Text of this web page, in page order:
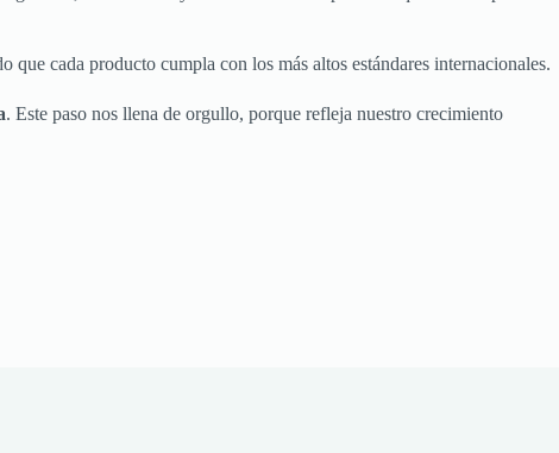
que cada producto cumpla con los más altos estándares internacionales.
. Este paso nos llena de orgullo, porque refleja nuestro crecimiento